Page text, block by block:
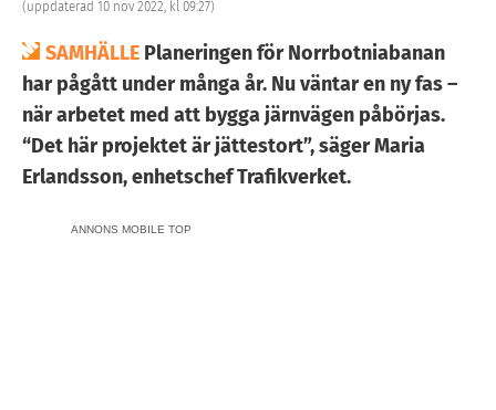
(uppdaterad 10 nov 2022, kl 09:27)
SAMHÄLLE Planeringen för Norrbotniabanan
har pågått under många år. Nu väntar en ny fas –
när arbetet med att bygga järnvägen påbörjas.
“Det här projektet är jättestort”, säger Maria
Erlandsson, enhetschef Trafikverket.
ANNONS MOBILE TOP